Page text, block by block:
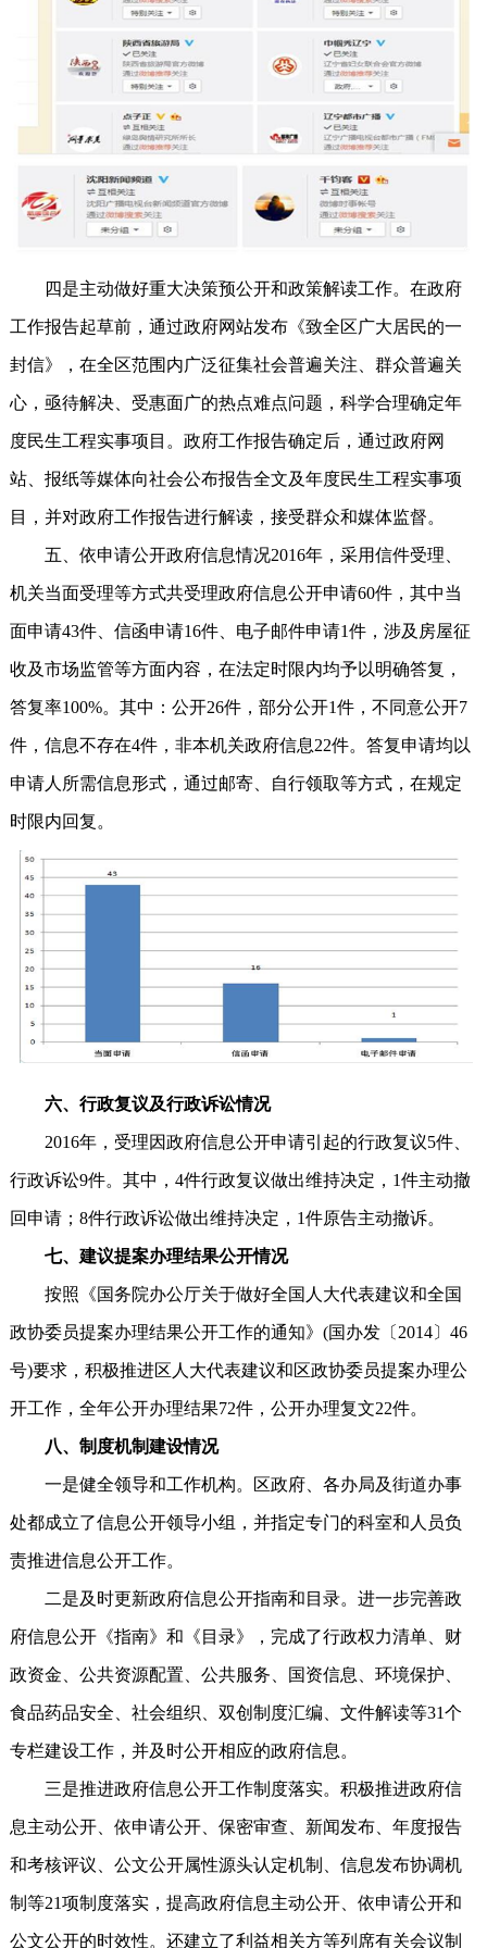
四是主动做好重大决策预公开和政策解读工作。在政府
工作报告起草前，通过政府网站发布《致全区广大居民的一
封信》，在全区范围内广泛征集社会普遍关注、群众普遍关
心，亟待解决、受惠面广的热点难点问题，科学合理确定年
度民生工程实事项目。政府工作报告确定后，通过政府网
站、报纸等媒体向社会公布报告全文及年度民生工程实事项
目，并对政府工作报告进行解读，接受群众和媒体监督。
五、依申请公开政府信息情况2016年，采用信件受理、
机关当面受理等方式共受理政府信息公开申请60件，其中当
面申请43件、信函申请16件、电子邮件申请1件，涉及房屋征
收及市场监管等方面内容，在法定时限内均予以明确答复，
答复率100%。其中：公开26件，部分公开1件，不同意公开7
件，信息不存在4件，非本机关政府信息22件。答复申请均以
申请人所需信息形式，通过邮寄、自行领取等方式，在规定
时限内回复。
六、行政复议及行政诉讼情况
2016年，受理因政府信息公开申请引起的行政复议5件、
行政诉讼9件。其中，4件行政复议做出维持决定，1件主动撤
回申请；8件行政诉讼做出维持决定，1件原告主动撤诉。
七、建议提案办理结果公开情况
按照《国务院办公厅关于做好全国人大代表建议和全国
政协委员提案办理结果公开工作的通知》(国办发〔2014〕46
号)要求，积极推进区人大代表建议和区政协委员提案办理公
开工作，全年公开办理结果72件，公开办理复文22件。
八、制度机制建设情况
一是健全领导和工作机构。区政府、各办局及街道办事
处都成立了信息公开领导小组，并指定专门的科室和人员负
责推进信息公开工作。
二是及时更新政府信息公开指南和目录。进一步完善政
府信息公开《指南》和《目录》，完成了行政权力清单、财
政资金、公共资源配置、公共服务、国资信息、环境保护、
食品药品安全、社会组织、双创制度汇编、文件解读等31个
专栏建设工作，并及时公开相应的政府信息。
三是推进政府信息公开工作制度落实。积极推进政府信
息主动公开、依申请公开、保密审查、新闻发布、年度报告
和考核评议、公文公开属性源头认定机制、信息发布协调机
制等21项制度落实，提高政府信息主动公开、依申请公开和
公文公开的时效性。还建立了利益相关方等列席有关会议制